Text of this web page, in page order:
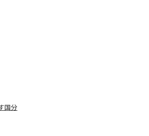
国分